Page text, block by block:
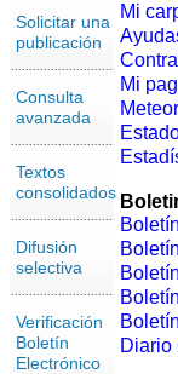
Solicitar una
publicación
Consulta
avanzada
Textos
consolidados
Difusión
selectiva
Verificación
Boletín
Electrónico
Mi
Mi
Diario